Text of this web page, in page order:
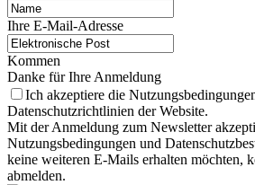
Ihre E-Mail-Adresse
Kommen
Danke für Ihre Anmeldung
Ich akzeptiere die
Datenschutzrichtlinien der Website.
Mit der Anmeldung zum Newsletter
Nutzungsbedingungen und
keine weiteren E-Mails erhalten möchten,
abmelden.